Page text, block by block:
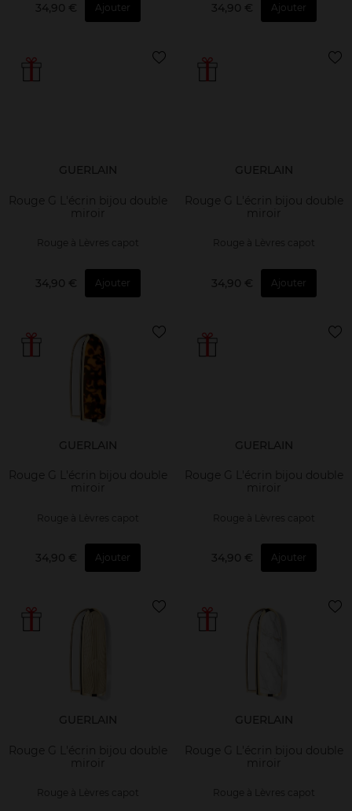
34,90 € Ajouter 34,90 € Ajouter
GUERLAIN
Rouge G L'écrin bijou double
miroir
Rouge à Lèvres capot
34,90 € Ajouter
GUERLAIN
Rouge G L'écrin bijou double
miroir
Rouge à Lèvres capot
34,90 € Ajouter
GUERLAIN
Rouge G L'écrin bijou double
miroir
Rouge à Lèvres capot
34,90 € Ajouter
GUERLAIN
Rouge G L'écrin bijou double
miroir
Rouge à Lèvres capot
34,90 € Ajouter
GUERLAIN
Rouge G L'écrin bijou double
miroir
Rouge à Lèvres capot
GUERLAIN
Rouge G L'écrin bijou double
miroir
Rouge à Lèvres capot